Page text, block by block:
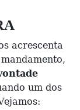
acrescenta
um dos